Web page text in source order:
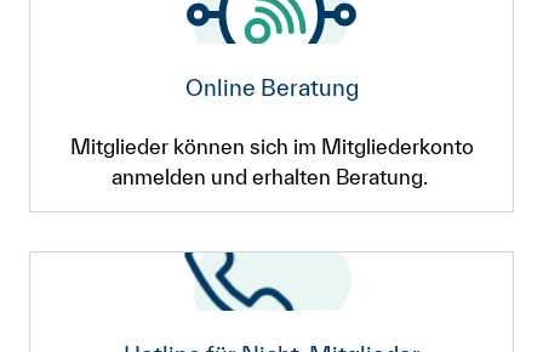
Online Beratung
Mitglieder können sich im Mitgliederkonto
anmelden und erhalten Beratung.